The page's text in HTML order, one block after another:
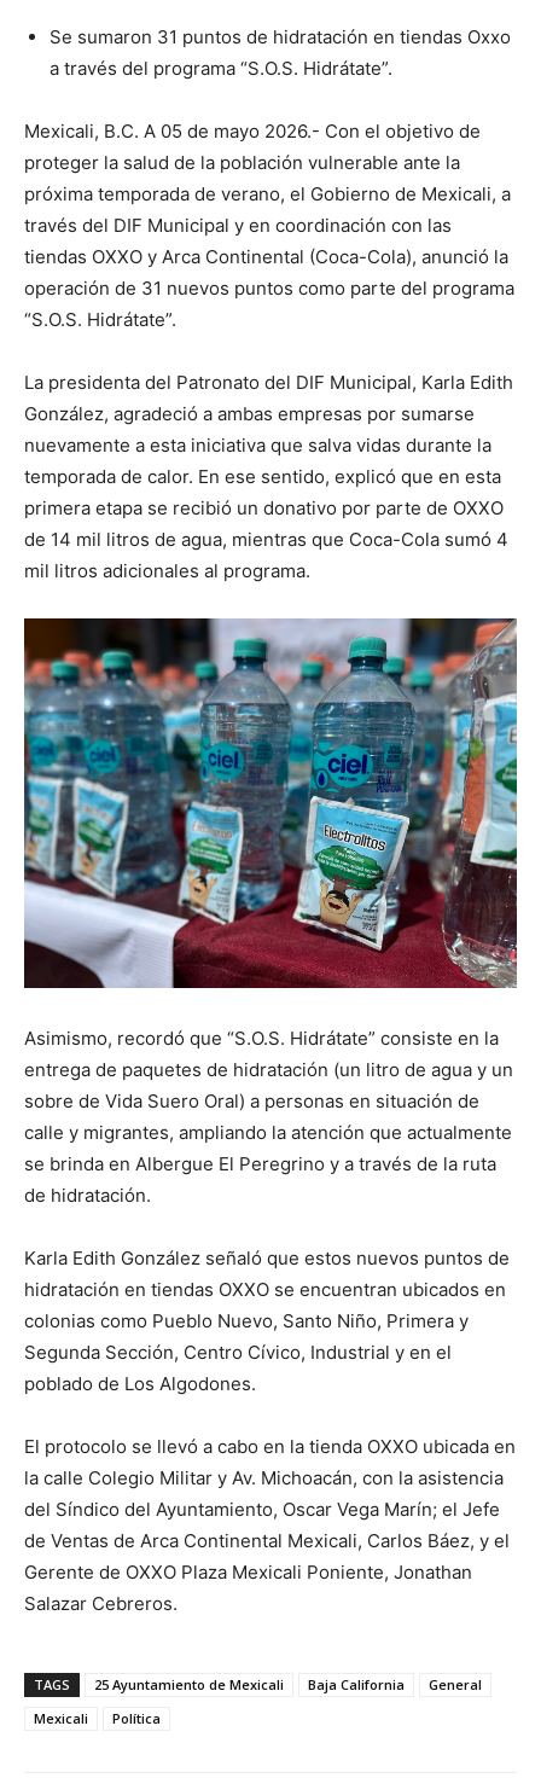
Se sumaron 31 puntos de hidratación en tiendas Oxxo
a través del programa “S.O.S. Hidrátate”.
Mexicali, B.C. A 05 de mayo 2026.- Con el objetivo de
proteger la salud de la población vulnerable ante la
próxima temporada de verano, el Gobierno de Mexicali, a
través del DIF Municipal y en coordinación con las
tiendas OXXO y Arca Continental (Coca-Cola), anunció la
operación de 31 nuevos puntos como parte del programa
“S.O.S. Hidrátate”.
La presidenta del Patronato del DIF Municipal, Karla Edith
González, agradeció a ambas empresas por sumarse
nuevamente a esta iniciativa que salva vidas durante la
temporada de calor. En ese sentido, explicó que en esta
primera etapa se recibió un donativo por parte de OXXO
de 14 mil litros de agua, mientras que Coca-Cola sumó 4
mil litros adicionales al programa.
Asimismo, recordó que “S.O.S. Hidrátate” consiste en la
entrega de paquetes de hidratación (un litro de agua y un
sobre de Vida Suero Oral) a personas en situación de
calle y migrantes, ampliando la atención que actualmente
se brinda en Albergue El Peregrino y a través de la ruta
de hidratación.
Karla Edith González señaló que estos nuevos puntos de
hidratación en tiendas OXXO se encuentran ubicados en
colonias como Pueblo Nuevo, Santo Niño, Primera y
Segunda Sección, Centro Cívico, Industrial y en el
poblado de Los Algodones.
El protocolo se llevó a cabo en la tienda OXXO ubicada en
la calle Colegio Militar y Av. Michoacán, con la asistencia
del Síndico del Ayuntamiento, Oscar Vega Marín; el Jefe
de Ventas de Arca Continental Mexicali, Carlos Báez, y el
Gerente de OXXO Plaza Mexicali Poniente, Jonathan
Salazar Cebreros.
TAGS 25 Ayuntamiento de Mexicali Baja California
General
Mexicali
Política